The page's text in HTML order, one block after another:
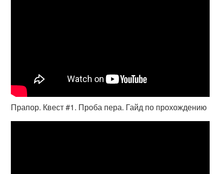
Прапор. Квест #1. Проба пера. Гайд по прохождению